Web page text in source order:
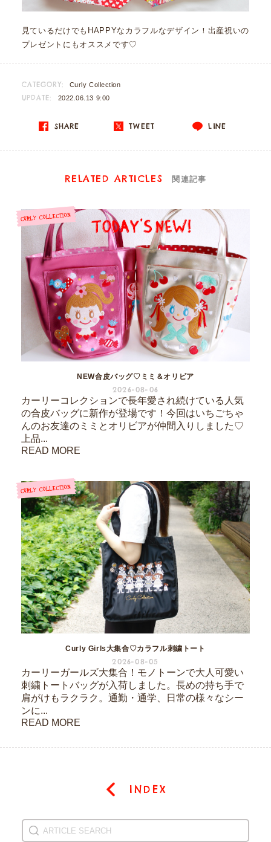
見ているだけでもHAPPYなカラフルなデザイン！出産祝いの
プレゼントにもオススメです♡
CATEGORY: Curly Collection
UPDATE: 2022.06.13 9:00
SHARE TWEET LINE
RELATED ARTICLES 関連記事
NEW合皮バッグ♡ミミ＆オリビア
2026-08-06
カーリーコレクションで長年愛され続けている人気
の合皮バッグに新作が登場です！今回はいちごちゃ
んのお友達のミミとオリビアが仲間入りしました♡
上品...
READ MORE
Curly Girls大集合♡カラフル刺繍トート
2026-08-05
カーリーガールズ大集合！モノトーンで大人可愛い
刺繍トートバッグが入荷しました。長めの持ち手で
肩がけもラクラク。通勤・通学、日常の様々なシー
ンに...
READ MORE
INDEX